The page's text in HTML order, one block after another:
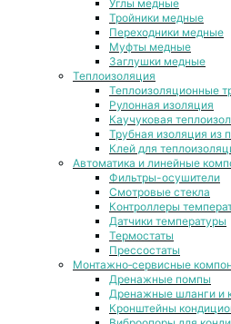
Углы медные
Тройники медные
Переходники медные
Муфты медные
Заглушки медные
Теплоизоляция
Теплоизоляционные
Рулонная изоляция
Каучуковая
Трубная изоляция из
Клей для
Автоматика и линейные
Фильтры-осушители
Смотровые стекла
Контроллеры
Датчики температуры
Термостаты
Прессостаты
Монтажно‑сервисные
Дренажные помпы
Дренажные шланги и
Кронштейны